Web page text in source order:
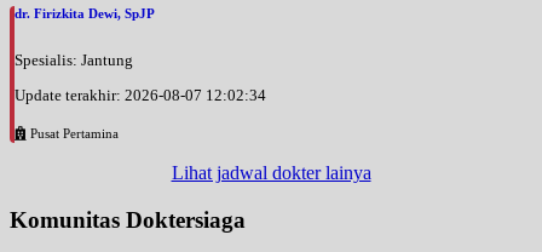
dr. Firizkita Dewi, SpJP
Spesialis: Jantung
Update terakhir: 2026-08-07 12:02:34
Pusat Pertamina
Lihat jadwal dokter lainya
Komunitas Doktersiaga